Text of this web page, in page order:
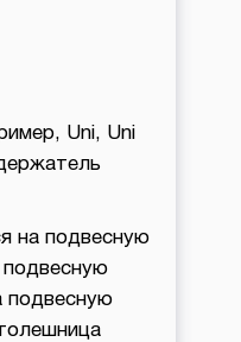
Uni, Uni
на подвесную
подвесную